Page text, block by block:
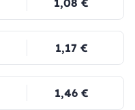
1,08 €
1,17 €
1,46 €